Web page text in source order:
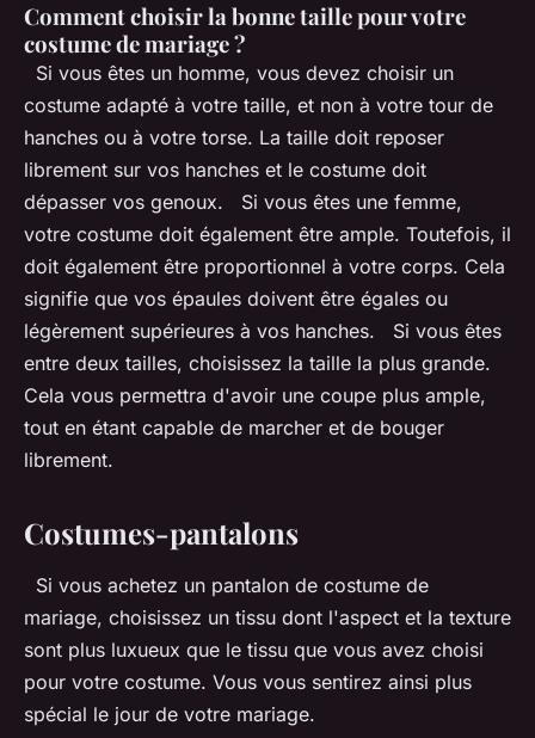
Comment choisir la bonne taille pour votre
costume de mariage ?
Si vous êtes un homme, vous devez choisir un
costume adapté à votre taille, et non à votre tour de
hanches ou à votre torse. La taille doit reposer
librement sur vos hanches et le costume doit
dépasser vos genoux. Si vous êtes une femme,
votre costume doit également être ample. Toutefois, il
doit également être proportionnel à votre corps. Cela
signifie que vos épaules doivent être égales ou
légèrement supérieures à vos hanches. Si vous êtes
entre deux tailles, choisissez la taille la plus grande.
Cela vous permettra d'avoir une coupe plus ample,
tout en étant capable de marcher et de bouger
librement.
Costumes-pantalons
Si vous achetez un pantalon de costume de
mariage, choisissez un tissu dont l'aspect et la texture
sont plus luxueux que le tissu que vous avez choisi
pour votre costume. Vous vous sentirez ainsi plus
spécial le jour de votre mariage.